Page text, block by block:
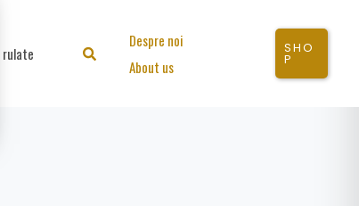
rulate Search
Despre noi
About us
SHO
P